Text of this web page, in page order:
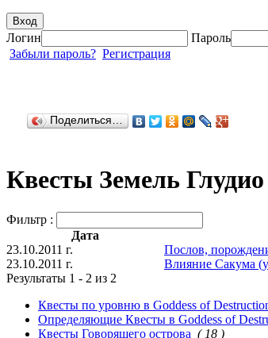
Вход
Логин Пароль
Забыли пароль? Регистрация
Поделиться…
Квесты Земель
Фильтр :
Дата
23.10.2011 г.
Послов,
23.10.2011 г.
Влияние Сакума
Результаты 1 - 2 из 2
Квесты по уровню в Goddess of
Определяющие Квесты в Goddess of
Квесты Говорящего острова ( 18 )